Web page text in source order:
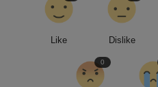
Like Dislike
0